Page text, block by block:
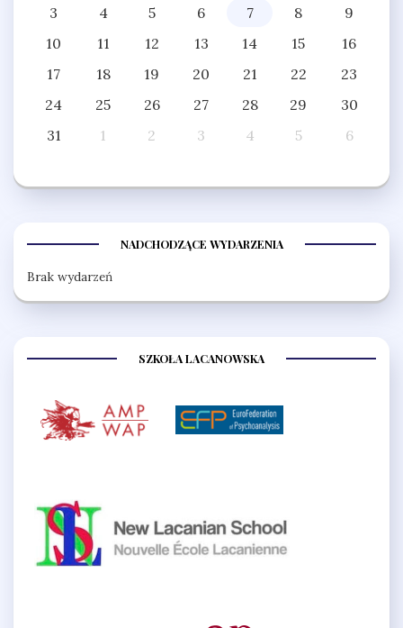
3 4 5 6 7 8
9
10
11 12 13 14 15
16
17
18 19 20 21 22
23
24
25 26 27 28 29
30
31
1 2 3 4 5 6
NADCHODZĄCE WYDARZENIA
Brak wydarzeń
SZKOŁA LACANOWSKA